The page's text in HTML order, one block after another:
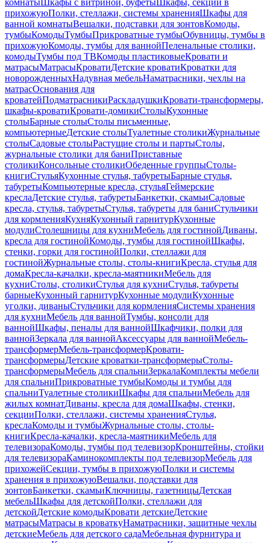
комнатыШкафы с витриной, буфетыШкафы, секции в
прихожуюПолки, стеллажи, системы храненияШкафы для
ванной комнатыВешалки, подставки для зонтовКомоды,
тумбыКомодыТумбыПрикроватные тумбыОбувницы, тумбы в
прихожуюКомоды, тумбы для ваннойПеленальные столики,
комодыТумбы под ТВКомоды пластиковыеКровати и
матрасыМатрасыКроватиДетские кроватиКроватки для
новорожденныхНадувная мебельНаматрасники, чехлы на
матрасОснования для
кроватейПодматрасникиРаскладушкиКровати-трансформеры,
шкафы-кроватиКровати-домикиСтолыКухонные
столыБарные столыСтолы письменные,
компьютерныеДетские столыТуалетные столикиЖурнальные
столыСадовые столыРастущие столы и партыСтолы,
журнальные столики для баниПриставные
столикиКонсольные столикиОбеденные группыСтолы-
книгиСтульяКухонные стулья, табуретыБарные стулья,
табуретыКомпьютерные кресла, стульяГеймерские
креслаДетские стулья, табуретыБанкетки, скамьиСадовые
кресла, стулья, табуретыСтулья, табуреты для баниСтульчики
для кормленияКухняКухонный гарнитурКухонные
модулиСтолешницы для кухниМебель для гостинойДиваны,
кресла для гостинойКомоды, тумбы для гостинойШкафы,
стенки, горки для гостинойПолки, стеллажи для
гостинойЖурнальные столы, столы-книгиКресла, стулья для
домаКресла-качалки, кресла-маятникиМебель для
кухниСтолы, столикиСтулья для кухниСтулья, табуреты
барныеКухонный гарнитурКухонные модулиКухонные
уголки, диваныСтульчики для кормленияСистемы хранения
для кухниМебель для ваннойТумбы, консоли для
ваннойШкафы, пеналы для ваннойШкафчики, полки для
ваннойЗеркала для ваннойАксессуары для ваннойМебель-
трансформерМебель-трансформерКровати-
трансформерыДетские кроватки-трансформерыСтолы-
трансформерыМебель для спальниЗеркалаКомплекты мебели
для спальниПрикроватные тумбыКомоды и тумбы для
спальниТуалетные столикиШкафы для спальниМебель для
жилых комнатДиваны, кресла для домаШкафы, стенки,
секцииПолки, стеллажи, системы храненияСтулья,
креслаКомоды и тумбыЖурнальные столы, столы-
книгиКресла-качалки, кресла-маятникиМебель для
телевизораКомоды, тумбы под телевизорКронштейны, стойки
для телевизораКаминокомплекты под телевизорМебель для
прихожейСекции, тумбы в прихожуюПолки и системы
хранения в прихожуюВешалки, подставки для
зонтовБанкетки, скамьиКлючницы, газетницыДетская
мебельШкафы для детскойПолки, стеллажи для
детскойДетские комодыКровати детскиеДетские
матрасыМатрасы в кроваткуНаматрасники, защитные чехлы
детскиеМебель для детского садаМебельная фурнитура и